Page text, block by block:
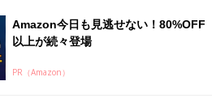
育児の人気テーマ